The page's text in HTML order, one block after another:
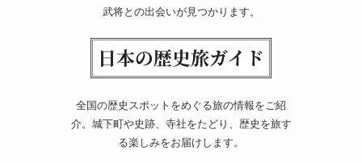
武将との出会いが見つかります。
全国の歴史スポットをめぐる旅の情報をご紹
介。城下町や史跡、寺社をたどり、歴史を旅す
る楽しみをお届けします。